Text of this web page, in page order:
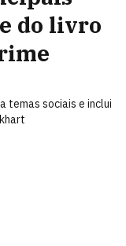
do livro
temas sociais e inclui